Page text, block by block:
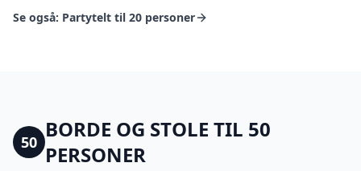
Se også: Partytelt til 20 personer
50 BORDE OG STOLE TIL 50
PERSONER